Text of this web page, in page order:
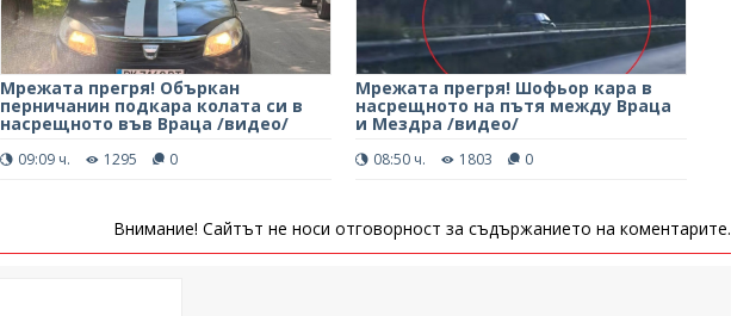
Мрежата прегря! Объркан
перничанин подкара колата си в
насрещното във Враца /видео/
09:09 ч. 1295 0
Мрежата прегря! Шофьор кара в
насрещното на пътя между Враца
и Мездра /видео/
08:50 ч. 1803 0
Внимание! Сайтът не носи отговорност за съдържанието на коментарите.